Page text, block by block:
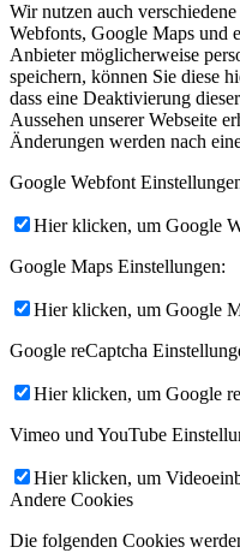
Wir nutzen auch
Webfonts, Google Maps und
Anbieter möglicherweise
speichern, können Sie diese
dass eine Deaktivierung
Aussehen unserer Webseite
Änderungen werden nach
Google Webfont
Hier klicken, um Google
Google Maps Einstellungen:
Hier klicken, um Google
Google reCaptcha
Hier klicken, um Google
Vimeo und YouTube
Hier klicken, um
Andere Cookies
Die folgenden Cookies